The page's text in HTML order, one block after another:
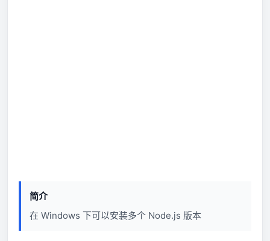
简介
在 Windows 下可以安装多个 Node.js 版本